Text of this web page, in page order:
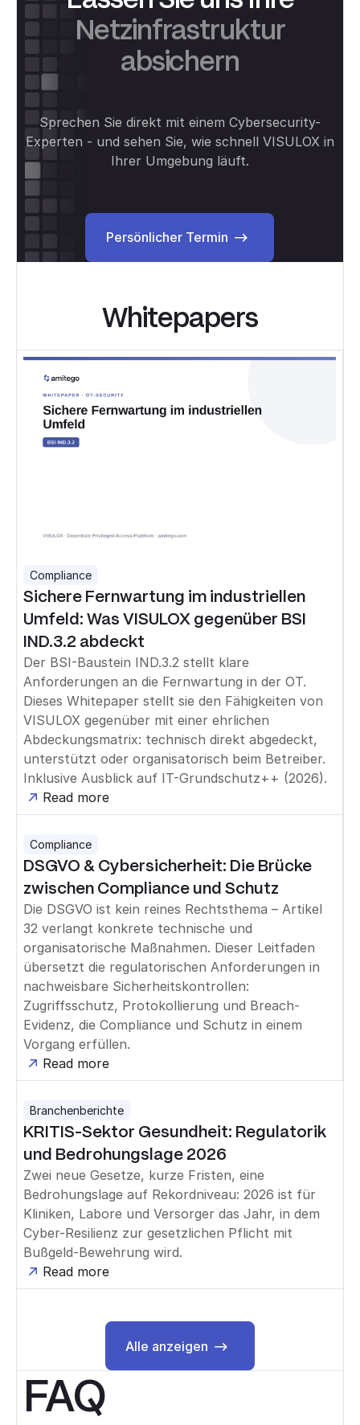
Netzinfrastruktur
absichern
Sprechen Sie direkt mit einem Cybersecurity-
Experten - und sehen Sie, wie schnell VISULOX in
Ihrer Umgebung läuft.
Persönlicher Termin
Persönlicher Termin
Whitepapers
Compliance
Sichere Fernwartung im industriellen
Umfeld: Was VISULOX gegenüber BSI
IND.3.2 abdeckt
Der BSI-Baustein IND.3.2 stellt klare
Anforderungen an die Fernwartung in der OT.
Dieses Whitepaper stellt sie den Fähigkeiten von
VISULOX gegenüber mit einer ehrlichen
Abdeckungsmatrix: technisch direkt abgedeckt,
unterstützt oder organisatorisch beim Betreiber.
Inklusive Ausblick auf IT-Grundschutz++ (2026).
Read more
Compliance
DSGVO & Cybersicherheit: Die Brücke
zwischen Compliance und Schutz
Die DSGVO ist kein reines Rechtsthema – Artikel
32 verlangt konkrete technische und
organisatorische Maßnahmen. Dieser Leitfaden
übersetzt die regulatorischen Anforderungen in
nachweisbare Sicherheitskontrollen:
Zugriffsschutz, Protokollierung und Breach-
Evidenz, die Compliance und Schutz in einem
Vorgang erfüllen.
Read more
Branchenberichte
KRITIS-Sektor Gesundheit: Regulatorik
und Bedrohungslage 2026
Zwei neue Gesetze, kurze Fristen, eine
Bedrohungslage auf Rekordniveau: 2026 ist für
Kliniken, Labore und Versorger das Jahr, in dem
Cyber-Resilienz zur gesetzlichen Pflicht mit
Bußgeld-Bewehrung wird.
Read more
Alle anzeigen
Alle anzeigen
FAQ